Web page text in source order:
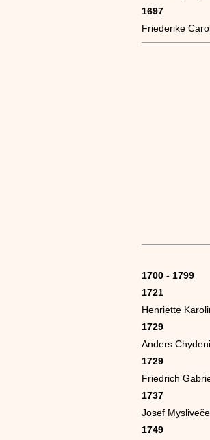
1697
Friederike
1700 - 1799
1721
Henriette
1729
Anders
1729
Friedrich
1737
Josef
1749